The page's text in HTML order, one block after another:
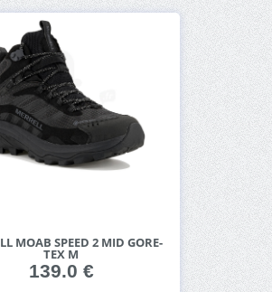
MOAB SPEED 2 MID GORE-
TEX M
139.0 €